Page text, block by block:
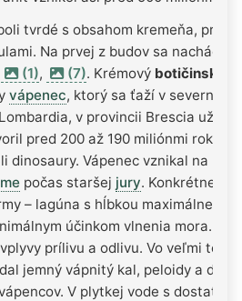
tvrdé s obsahom kremeňa, preto
Na prvej z budov sa nachádza i
(1), (7). Krémový botičinský
vápenec, ktorý sa ťaží v severnom
v provincii Brescia už od
pred 200 až 190 miliónmi rokov,
dinosaury. Vápenec vznikal na
počas staršej jury. Konkrétne to
– lagúna s hĺbkou maximálne
účinkom vlnenia mora.
prílivu a odlivu. Vo veľmi teplej
jemný vápnitý kal, peloidy a
V plytkej vode s